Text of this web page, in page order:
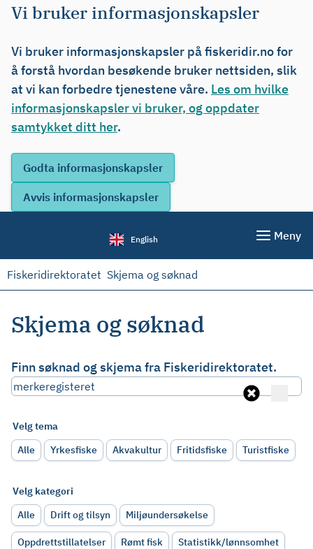
Vi bruker informasjonskapsler
Vi bruker informasjonskapsler på fiskeridir.no for
å forstå hvordan besøkende bruker nettsiden, slik
at vi kan forbedre tjenestene våre. Les om hvilke
informasjonskapsler vi bruker, og oppdater
samtykket ditt her.
English Meny
Fiskeridirektoratet Skjema og søknad
Skjema og søknad
Finn søknad og skjema fra Fiskeridirektoratet.
Velg tema
Alle
Yrkesfiske Akvakultur Fritidsfiske Turistfiske
Velg kategori
Alle
Drift og tilsyn Miljøundersøkelse
Oppdrettstillatelser Rømt fisk Statistikk/lønnsomhet